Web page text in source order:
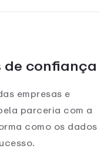
de confiança
empresas e
parceria com a
como os dados